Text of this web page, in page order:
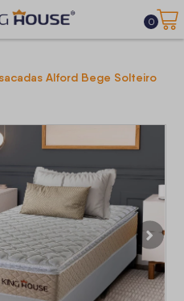
0
Alford Bege Solteiro